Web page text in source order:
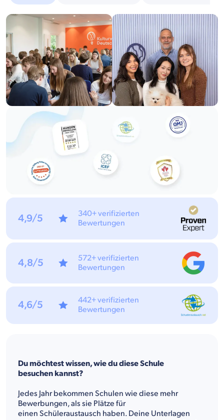
Du möchtest wissen, wie du diese Schule
besuchen kannst?
Jedes Jahr bekommen Schulen wie diese mehr
Bewerbungen, als sie Plätze für
einen Schüleraustausch haben. Deine Unterlagen
4,9/5
340+ verifizierten
Bewertungen
4,8/5
572+ verifizierten
Bewertungen
4,6/5
442+ verifizierten
Bewertungen